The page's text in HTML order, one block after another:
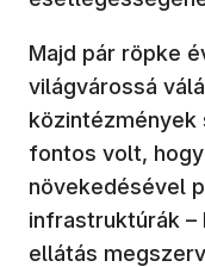
Majd pár röpke
világvárossá
közintézmények
fontos volt,
növekedésével
infrastruktúrák –
ellátás